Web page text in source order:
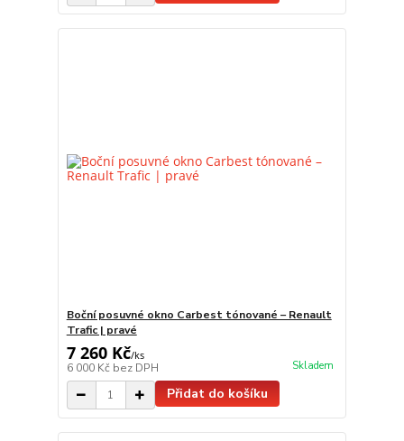
Boční posuvné okno Carbest tónované – Renault
Trafic | pravé
7 260 Kč/ks
6 000 Kč bez DPH Skladem
Přidat do košíku